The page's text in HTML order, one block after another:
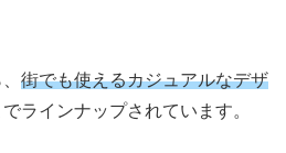
街でも使えるカジュアルなデザ
でラインナップされています。